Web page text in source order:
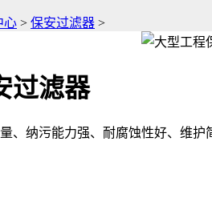
心 > 保安过滤器 >
过滤器
、纳污能力强、耐腐蚀性好、维护